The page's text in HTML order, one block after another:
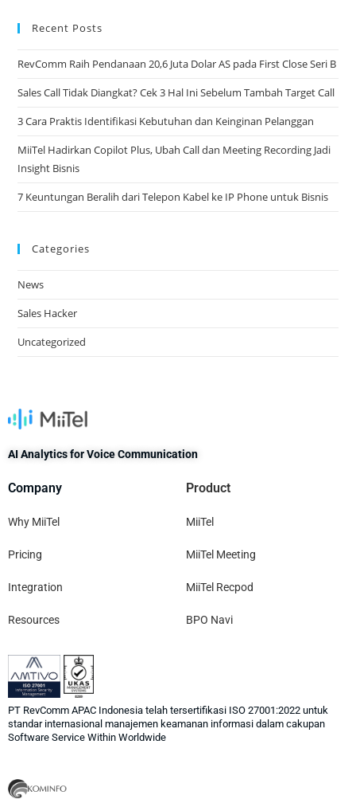
Recent Posts
RevComm Raih Pendanaan 20,6 Juta Dolar AS pada First Close Seri B
Sales Call Tidak Diangkat? Cek 3 Hal Ini Sebelum Tambah Target Call​
3 Cara Praktis Identifikasi Kebutuhan dan Keinginan Pelanggan​
MiiTel Hadirkan Copilot Plus, Ubah Call dan Meeting Recording Jadi
Insight Bisnis​
7 Keuntungan Beralih dari Telepon Kabel ke IP Phone untuk Bisnis​
Categories
News
Sales Hacker
Uncategorized
AI Analytics for Voice Communication
Company
Why MiiTel
Pricing
Integration
Resources
Product
MiiTel
MiiTel Meeting
MiiTel Recpod
BPO Navi
PT RevComm APAC Indonesia telah tersertifikasi ISO 27001:2022 untuk
standar internasional manajemen keamanan informasi dalam cakupan
Software Service Within Worldwide